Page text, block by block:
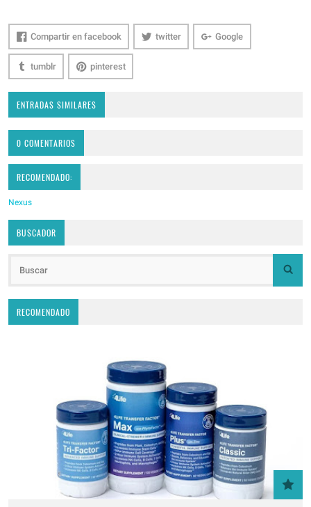
Compartir en facebook twitter Google
tumblr pinterest
ENTRADAS SIMILARES
0 COMENTARIOS
RECOMENDADO:
Nexus
BUSCADOR
RECOMENDADO